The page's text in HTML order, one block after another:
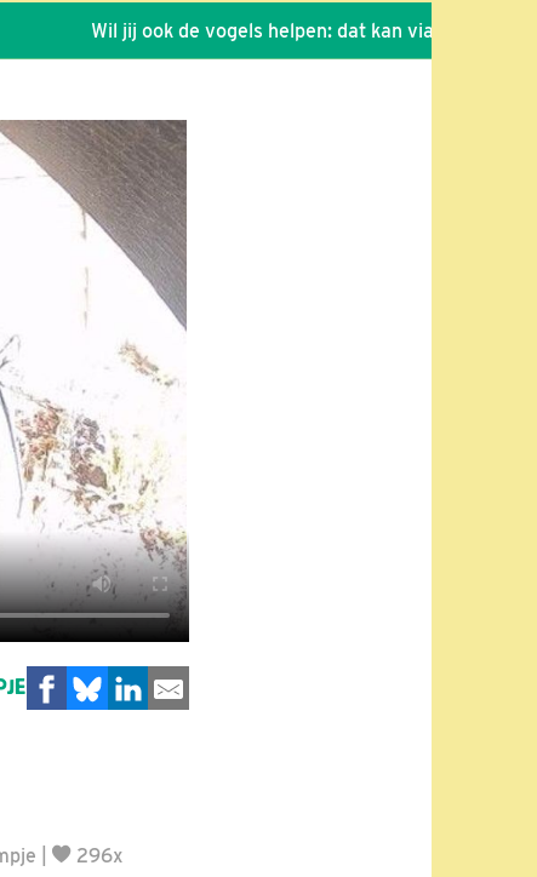
Wil jij ook de vogels helpen: dat kan via de link!
296x